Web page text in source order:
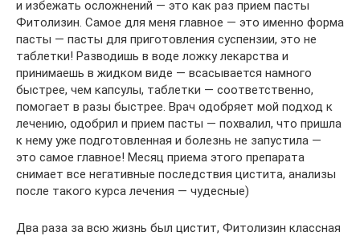
и избежать осложнений — это как раз прием пасты
Фитолизин. Самое для меня главное — это именно форма
пасты — пасты для приготовления суспензии, это не
таблетки! Разводишь в воде ложку лекарства и
принимаешь в жидком виде — всасывается намного
быстрее, чем капсулы, таблетки — соответственно,
помогает в разы быстрее. Врач одобряет мой подход к
лечению, одобрил и прием пасты — похвалил, что пришла
к нему уже подготовленная и болезнь не запустила —
это самое главное! Месяц приема этого препарата
снимает все негативные последствия цистита, анализы
после такого курса лечения — чудесные)
Два раза за всю жизнь был цистит, Фитолизин классная